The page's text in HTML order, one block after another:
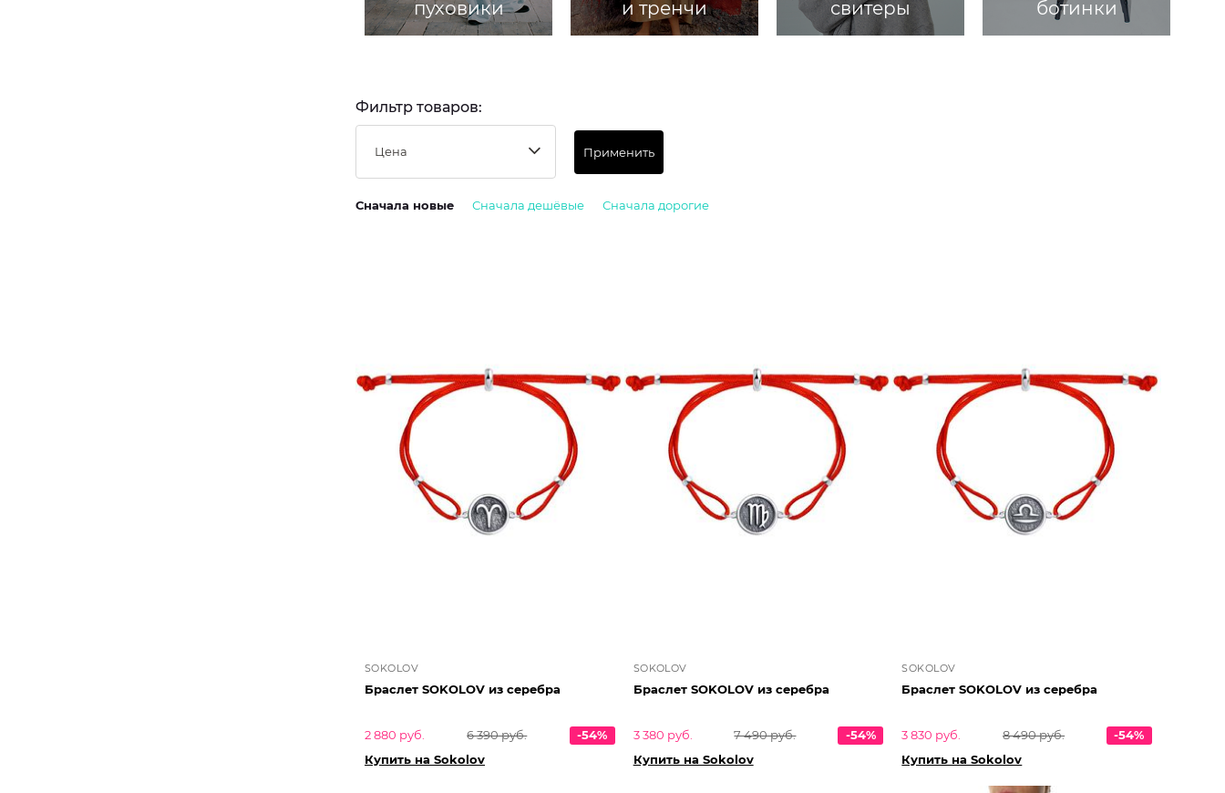
пуховики и тренчи свитеры ботинки
Фильтр товаров:
Цена Применить
Сначала новые Сначала дешёвые Сначала дорогие
SOKOLOV
Браслет SOKOLOV из серебра
2 880 руб. 6 390 руб.
-54%
Купить на Sokolov
SOKOLOV
Браслет SOKOLOV из серебра
3 380 руб. 7 490 руб.
-54%
Купить на Sokolov
SOKOLOV
Браслет SOKOLOV из серебра
3 830 руб. 8 490 руб.
-54%
Купить на Sokolov